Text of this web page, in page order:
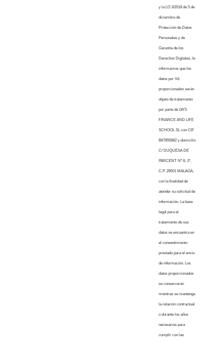
y la LO 3/2018 de 5 de
diciembre de
Protección de Datos
Personales y de
Garantía de los
Derechos Digitales, le
informamos que los
datos por Vd.
proporcionados serán
objeto de tratamiento
por parte de LWS
FINANCE AND LIFE
SCHOOL SL con CIF
B67855882 y domicilio
C/ DUQUESA DE
PARCENT Nº 8, 1º,
C.P. 29001 MALAGA,
con la finalidad de
atender su solicitud de
información. La base
legal para el
tratamiento de sus
datos se encuentra en
el consentimiento
prestado para el envío
de información. Los
datos proporcionados
se conservarán
mientras se mantenga
la relación contractual
o durante los años
necesarios para
cumplir con las